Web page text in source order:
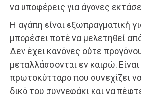
να υποφέρεις για άγονες
Η αγάπη είναι εξωπραγματική
μπορέσει ποτέ να μελετηθεί
Δεν έχει κανόνες ούτε
μεταλλάσσονται εν καιρώ.
πρωτοκύτταρο που συνεχίζει
δικό του συννεφάκι και να